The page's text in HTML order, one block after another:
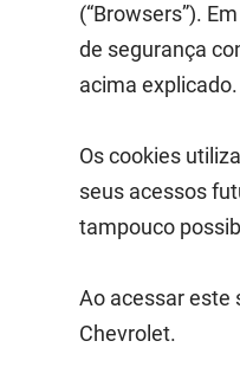
(“Browsers”).
de segurança
acima explicado.
Os cookies
seus acessos
tampouco
Ao acessar este
Chevrolet.